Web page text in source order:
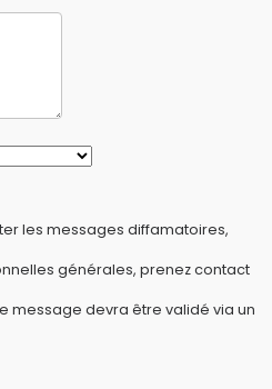
les messages diffamatoires,
générales, prenez contact
message devra être validé via un